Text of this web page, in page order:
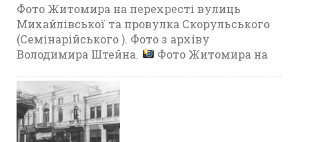
Фото Житомира на перехресті вулиць
Михайлівської та провулка Скорульського
(Семінарійського ). Фото з архіву
Володимира Штейна.
Фото Житомира на